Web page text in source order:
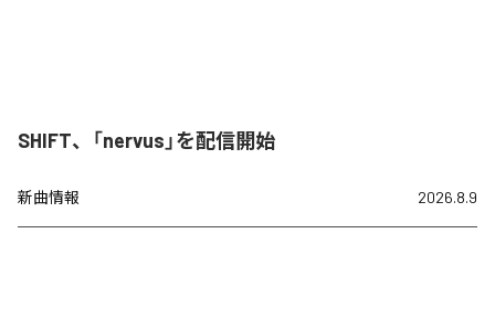
SHIFT、「nervus」を配信開始
新曲情報 2026.8.9